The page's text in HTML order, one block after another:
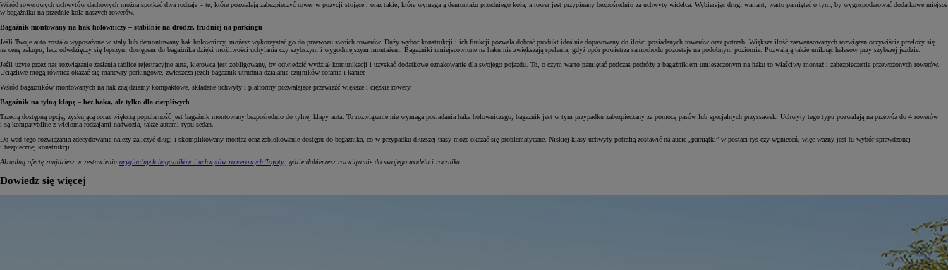
Wśród rowerowych uchwytów dachowych można spotkać dwa rodzaje – te, które pozwalają zabezpieczyć rower w pozycji stojącej, oraz takie, które wymagają demontażu przedniego koła, a rower jest przypinany bezpośrednio za uchwyty widelca. Wybierając drugi wariant, warto pamiętać o tym, by wygospodarować dodatkowe miejsce
w bagażniku na przednie koła naszych rowerów.
Bagażnik montowany na hak holowniczy – stabilnie na drodze, trudniej na parkingu
Jeśli Twoje auto zostało wyposażone w stały lub demontowany hak holowniczy, możesz wykorzystać go do przewozu swoich rowerów. Duży wybór konstrukcji i ich funkcji pozwala dobrać produkt idealnie dopasowany do ilości posiadanych rowerów oraz potrzeb. Większa ilość zaawansowanych rozwiązań oczywiście przełoży się
na cenę zakupu, lecz odwdzięczy się lepszym dostępem do bagażnika dzięki możliwości uchylania czy szybszym i wygodniejszym montażem. Bagażniki umiejscowione na haku nie zwiększają spalania, gdyż opór powietrza samochodu pozostaje na podobnym poziomie. Pozwalają także uniknąć hałasów przy szybszej jeździe.
Jeśli użyte przez nas rozwiązanie zasłania tablice rejestracyjne auta, kierowca jest zobligowany, by odwiedzić wydział komunikacji i uzyskać dodatkowe oznakowanie dla swojego pojazdu. To, o czym warto pamiętać podczas podróży z bagażnikiem umieszczonym na haku to właściwy montaż i zabezpieczenie przewożonych rowerów.
Uciążliwe mogą również okazać się manewry parkingowe, zwłaszcza jeżeli bagażnik utrudnia działanie czujników cofania i kamer.
Wśród bagażników montowanych na hak znajdziemy kompaktowe, składane uchwyty i platformy pozwalające przewieźć większe i ciężkie rowery.
Bagażnik na tylną klapę – bez haka, ale tylko dla cierpliwych
Trzecią dostępną opcją, zyskującą coraz większą popularność jest bagażnik montowany bezpośrednio do tylnej klapy auta. To rozwiązanie nie wymaga posiadania haka holowniczego, bagażnik jest w tym przypadku zabezpieczany za pomocą pasów lub specjalnych przyssawek. Uchwyty tego typu pozwalają na przewóz do 4 rowerów
i są kompatybilne z wieloma rodzajami nadwozia, także autami typu sedan.
Do wad tego rozwiązania zdecydowanie należy zaliczyć długi i skomplikowany montaż oraz zablokowanie dostępu do bagażnika, co w przypadku dłuższej trasy może okazać się problematyczne. Niskiej klasy uchwyty potrafią zostawić na aucie „pamiątki” w postaci rys czy wgnieceń, więc ważny jest tu wybór sprawdzonej
i bezpiecznej konstrukcji.
Aktualną ofertę znajdziesz w zestawieniu oryginalnych bagażników i uchwytów rowerowych Toyoty,, gdzie dobierzesz rozwiązanie do swojego modelu i rocznika.
Dowiedz się więcej